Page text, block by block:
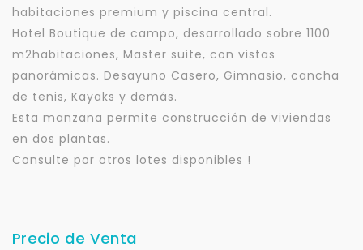
habitaciones premium y piscina central.
Hotel Boutique de campo, desarrollado sobre 1100
m2habitaciones, Master suite, con vistas
panorámicas. Desayuno Casero, Gimnasio, cancha
de tenis, Kayaks y demás.
Esta manzana permite construcción de viviendas
en dos plantas.
Consulte por otros lotes disponibles !
Precio de Venta